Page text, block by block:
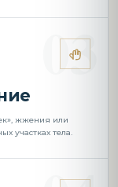
жжения или
участках тела.